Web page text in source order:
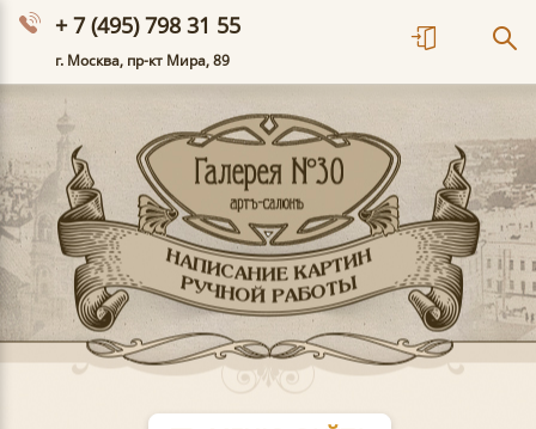
+ 7 (495) 798 31 55
г. Москва, пр-кт Мира, 89